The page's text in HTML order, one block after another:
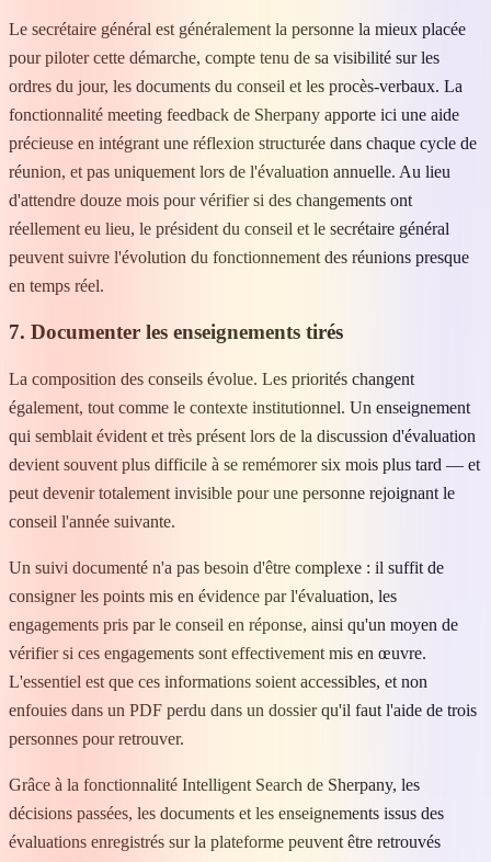
Le secrétaire général est généralement la personne la mieux placée
pour piloter cette démarche, compte tenu de sa visibilité sur les
ordres du jour, les documents du conseil et les procès-verbaux. La
fonctionnalité meeting feedback de Sherpany apporte ici une aide
précieuse en intégrant une réflexion structurée dans chaque cycle de
réunion, et pas uniquement lors de l'évaluation annuelle. Au lieu
d'attendre douze mois pour vérifier si des changements ont
réellement eu lieu, le président du conseil et le secrétaire général
peuvent suivre l'évolution du fonctionnement des réunions presque
en temps réel.
7. Documenter les enseignements tirés
La composition des conseils évolue. Les priorités changent
également, tout comme le contexte institutionnel. Un enseignement
qui semblait évident et très présent lors de la discussion d'évaluation
devient souvent plus difficile à se remémorer six mois plus tard — et
peut devenir totalement invisible pour une personne rejoignant le
conseil l'année suivante.
Un suivi documenté n'a pas besoin d'être complexe : il suffit de
consigner les points mis en évidence par l'évaluation, les
engagements pris par le conseil en réponse, ainsi qu'un moyen de
vérifier si ces engagements sont effectivement mis en œuvre.
L'essentiel est que ces informations soient accessibles, et non
enfouies dans un PDF perdu dans un dossier qu'il faut l'aide de trois
personnes pour retrouver.
Grâce à la fonctionnalité Intelligent Search de Sherpany, les
décisions passées, les documents et les enseignements issus des
évaluations enregistrés sur la plateforme peuvent être retrouvés